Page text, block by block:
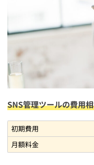
SNS管理ツールの費用
初期費用
月額料金